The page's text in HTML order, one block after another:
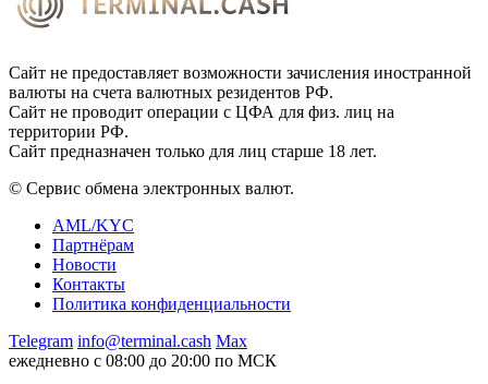
Сайт не предоставляет возможности зачисления иностранной
валюты на счета валютных резидентов РФ.
Сайт не проводит операции с ЦФА для физ. лиц на
территории РФ.
Сайт предназначен только для лиц старше 18 лет.
© Сервис обмена электронных валют.
AML/KYC
Партнёрам
Новости
Контакты
Политика конфиденциальности
Telegram info@terminal.cash Max
ежедневно с 08:00 до 20:00 по МСК